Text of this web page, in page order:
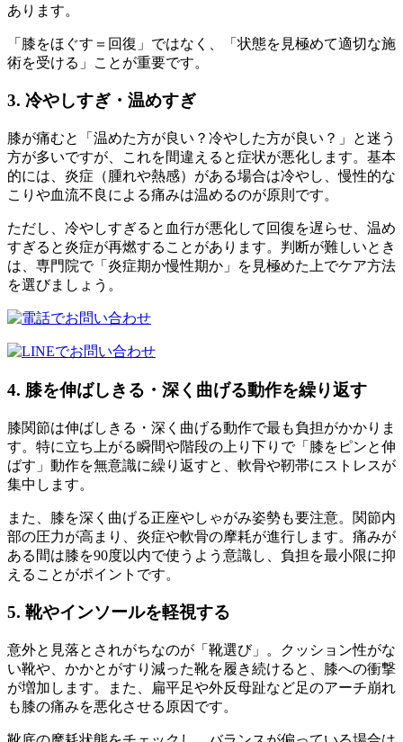
あります。
「膝をほぐす＝回復」ではなく、「状態を見極めて適切な施
術を受ける」ことが重要です。
3. 冷やしすぎ・温めすぎ
膝が痛むと「温めた方が良い？冷やした方が良い？」と迷う
方が多いですが、これを間違えると症状が悪化します。基本
的には、炎症（腫れや熱感）がある場合は冷やし、慢性的な
こりや血流不良による痛みは温めるのが原則です。
ただし、冷やしすぎると血行が悪化して回復を遅らせ、温め
すぎると炎症が再燃することがあります。判断が難しいとき
は、専門院で「炎症期か慢性期か」を見極めた上でケア方法
を選びましょう。
4. 膝を伸ばしきる・深く曲げる動作を繰り返す
膝関節は伸ばしきる・深く曲げる動作で最も負担がかかりま
す。特に立ち上がる瞬間や階段の上り下りで「膝をピンと伸
ばす」動作を無意識に繰り返すと、軟骨や靭帯にストレスが
集中します。
また、膝を深く曲げる正座やしゃがみ姿勢も要注意。関節内
部の圧力が高まり、炎症や軟骨の摩耗が進行します。痛みが
ある間は膝を90度以内で使うよう意識し、負担を最小限に抑
えることがポイントです。
5. 靴やインソールを軽視する
意外と見落とされがちなのが「靴選び」。クッション性がな
い靴や、かかとがすり減った靴を履き続けると、膝への衝撃
が増加します。また、扁平足や外反母趾など足のアーチ崩れ
も膝の痛みを悪化させる原因です。